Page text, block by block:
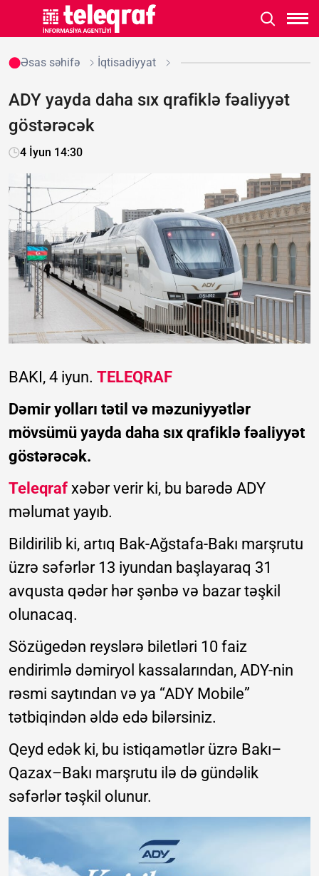
Əsas səhifə İqtisadiyyat
ADY yayda daha sıx qrafiklə fəaliyyət
göstərəcək
4 İyun 14:30
BAKI, 4 iyun. TELEQRAF
Dəmir yolları tətil və məzuniyyətlər
mövsümü yayda daha sıx qrafiklə fəaliyyət
göstərəcək.
Teleqraf xəbər verir ki, bu barədə ADY
məlumat yayıb.
Bildirilib ki, artıq Bak-Ağstafa-Bakı marşrutu
üzrə səfərlər 13 iyundan başlayaraq 31
avqusta qədər hər şənbə və bazar təşkil
olunacaq.
Sözügedən reyslərə biletləri 10 faiz
endirimlə dəmiryol kassalarından, ADY-nin
rəsmi saytından və ya “ADY Mobile”
tətbiqindən əldə edə bilərsiniz.
Qeyd edək ki, bu istiqamətlər üzrə Bakı–
Qazax–Bakı marşrutu ilə də gündəlik
səfərlər təşkil olunur.